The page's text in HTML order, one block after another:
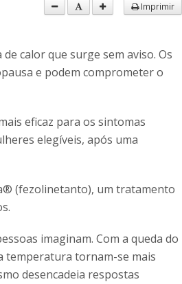
Imprimir
calor que surge sem aviso. Os
e podem comprometer o
eficaz para os sintomas
elegíveis, após uma
(fezolinetanto), um tratamento
imaginam. Com a queda do
temperatura tornam-se mais
desencadeia respostas